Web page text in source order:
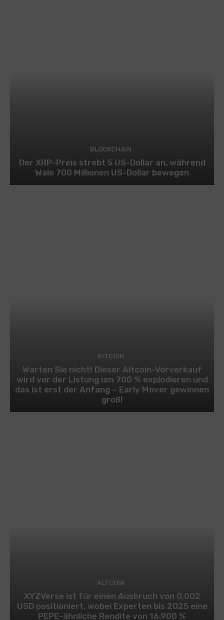
BLOCKCHAIN
Der XRP-Preis strebt 5 US-Dollar an, während
Wale 700 Millionen US-Dollar bewegen
BITCOIN
Warten Sie nicht! Dieser Altcoin-Vorverkauf
wird vor der Listung um 700 % explodieren und
das ist erst der Anfang – Early Mover gewinnen
groß!
ALTCOIN
XYZVerse ist für einen Ausbruch von 0,002
USD positioniert, wobei Experten bis 2025 eine
PEPE-ähnliche Rendite von 16.900 %